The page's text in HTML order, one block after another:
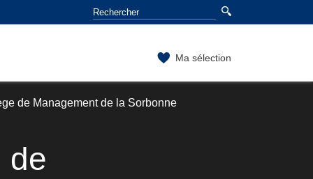
Ma sélection
de Management de la Sorbonne
de